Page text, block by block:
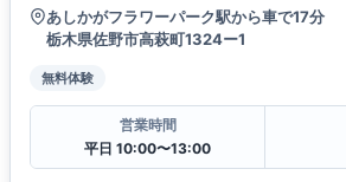
あしかがフラワーパーク駅から車で17分
栃木県佐野市高萩町1324ー1
無料体験
営業時間
平日 10:00〜13:00